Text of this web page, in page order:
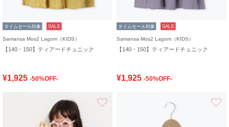
タイムセール対象 SALE
Samansa Mos2 Lagom（KIDS）
【140・150】ティアードチュニック
¥1,925 -50%OFF-
タイムセール対象 SALE
Samansa Mos2 Lagom（KIDS）
【140・150】ティアードチュニック
¥1,925 -50%OFF-